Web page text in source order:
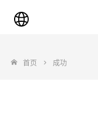
首页 > 成功